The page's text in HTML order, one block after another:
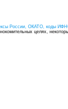
России, ОКАТО, коды
целях,